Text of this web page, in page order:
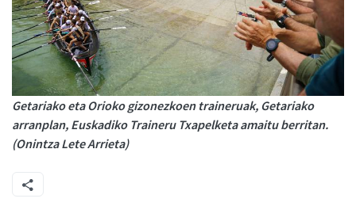
Getariako eta Orioko gizonezkoen traineruak, Getariako
arranplan, Euskadiko Traineru Txapelketa amaitu berritan.
(Onintza Lete Arrieta)